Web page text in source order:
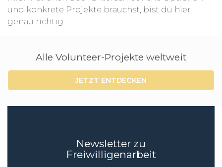
und konkrete Projekte brauchst, bist du hier
genau richtig.
Alle Volunteer-Projekte weltweit
JETZT ENTDECKEN
Newsletter zu
Freiwilligenarbeit